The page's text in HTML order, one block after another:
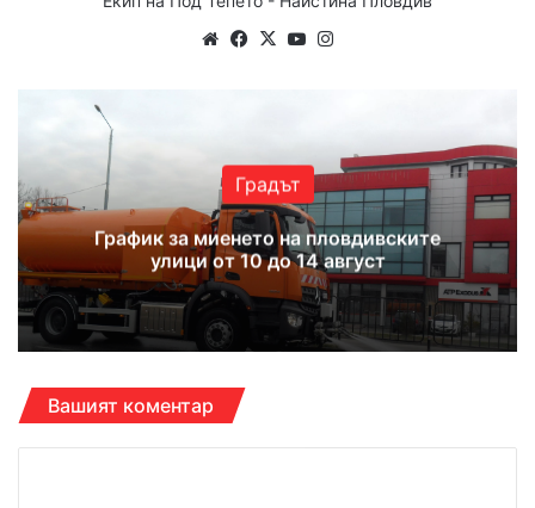
WebsiteFacebook
X YouTube
Градът
График за миенето на пловдивските
улици от 10 до 14 август
Вашият коментар